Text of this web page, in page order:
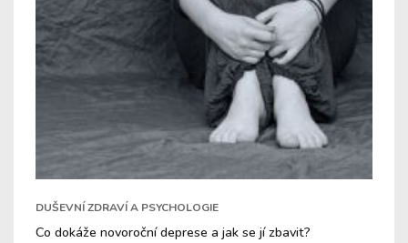
DUŠEVNÍ ZDRAVÍ A PSYCHOLOGIE
Co dokáže novoroční deprese a jak se jí zbavit?